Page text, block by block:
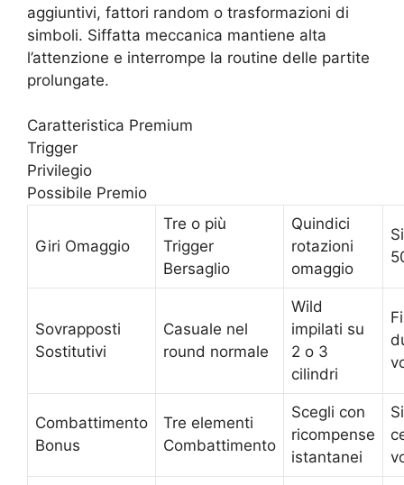
aggiuntivi, fattori random o trasformazioni di
simboli. Siffatta meccanica mantiene alta
l’attenzione e interrompe la routine delle partite
prolungate.
Caratteristica Premium
Trigger
Privilegio
Possibile Premio
Giri Omaggio
Tre o più
Trigger
Bersaglio
Quindici
rotazioni
omaggio
Sovrapposti
Sostitutivi
Casuale nel
round normale
Wild
impilati su
2 o 3
cilindri
Combattimento
Bonus
Tre elementi
Combattimento
Scegli con
ricompense
istantanei